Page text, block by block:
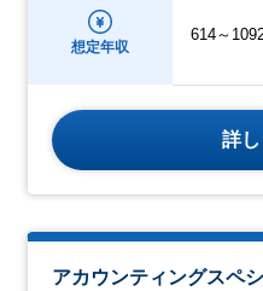
想定年収
614～
詳
アカウンティングスペ